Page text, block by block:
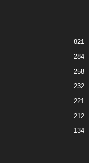
821
284
258
232
221
212
134